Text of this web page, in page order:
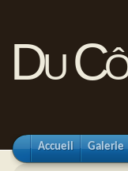
Du
Accueil Galerie